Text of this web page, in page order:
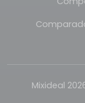
Mixideal